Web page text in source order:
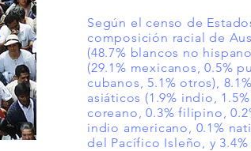
Según el censo de
composición racial de
(48.7% blancos no
(29.1% mexicanos, 0.5%
cubanos, 5.1% otros),
asiáticos (1.9% indio,
coreano, 0.3% filipino,
indio americano, 0.1%
del Pacífico Isleño, y